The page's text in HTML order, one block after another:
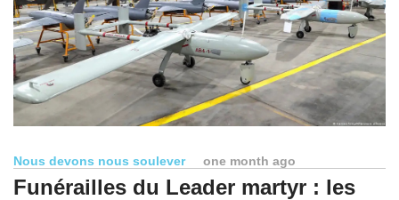
Nous devons nous soulever one month ago
Funérailles du Leader martyr : les